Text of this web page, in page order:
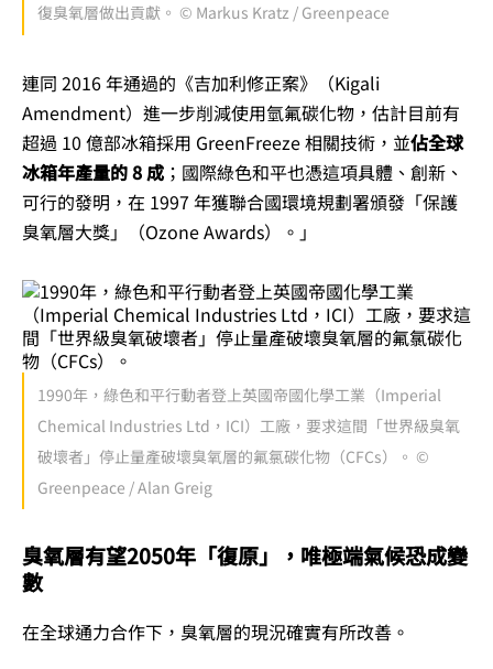
復臭氧層做出貢獻。 © Markus Kratz / Greenpeace
連同 2016 年通過的《吉加利修正案》（Kigali
Amendment）進一步削減使用氫氟碳化物，估計目前有
超過 10 億部冰箱採用 GreenFreeze 相關技術，並佔全球
冰箱年產量的 8 成 ；國際綠色和平也憑這項具體、創新、
可行的發明，在 1997 年獲聯合國環境規劃署頒發「保護
臭氧層大獎」（Ozone Awards）。」
1990年，綠色和平行動者登上英國帝國化學工業（Imperial
Chemical Industries Ltd，ICI）工廠，要求這間「世界級臭氧
破壞者」停止量產破壞臭氧層的氟氯碳化物（CFCs）。 ©
Greenpeace / Alan Greig
臭氧層有望2050年「復原」，唯極端氣候恐成變
數
在全球通力合作下，臭氧層的現況確實有所改善。